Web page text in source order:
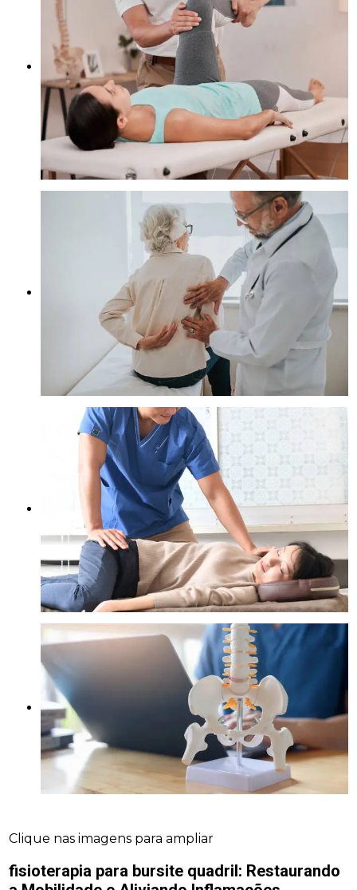
Clique nas imagens para ampliar
fisioterapia para bursite quadril: Restaurando